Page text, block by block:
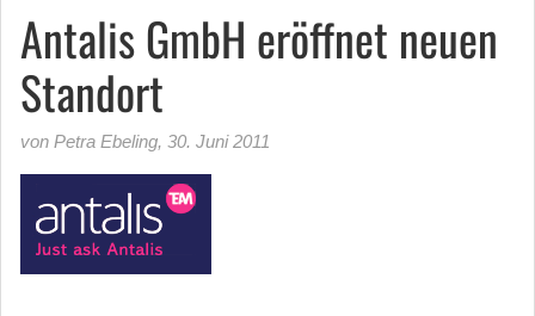
Antalis GmbH eröffnet neuen
Standort
von Petra Ebeling, 30. Juni 2011